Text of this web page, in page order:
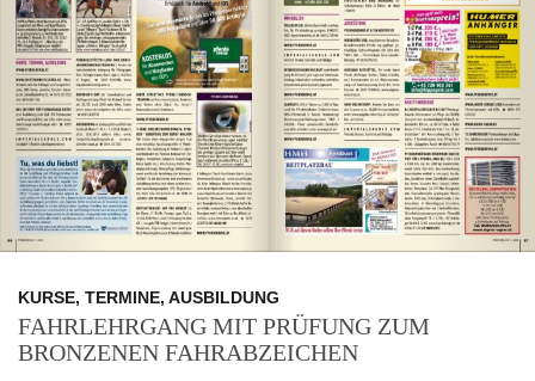
KURSE, TERMINE, AUSBILDUNG
FAHRLEHRGANG MIT PRÜFUNG ZUM
BRONZENEN FAHRABZEICHEN